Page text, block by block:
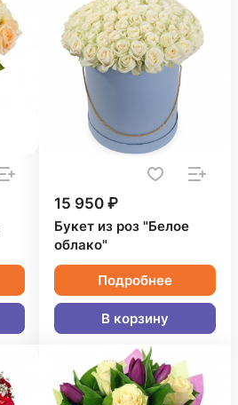
15 950 ₽
Букет из роз "Белое
облако"
Подробнее
В корзину